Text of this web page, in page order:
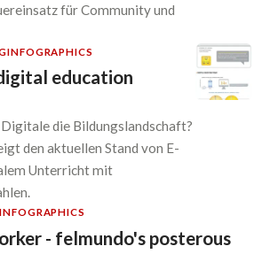
für Community und
INFOGRAPHICS
education
die Bildungslandschaft?
den aktuellen Stand von E-
Unterricht mit
INFOGRAPHICS
- felmundo's posterous